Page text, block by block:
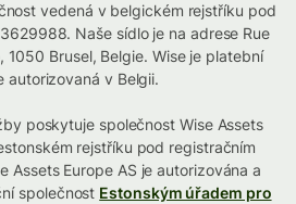
vedená v belgickém rejstříku pod
Naše sídlo je na adrese Rue
Brusel, Belgie. Wise je platební
autorizovaná v Belgii.
poskytuje společnost Wise Assets
rejstříku pod registračním
Assets Europe AS je autorizována a
společnost Estonským úřadem pro